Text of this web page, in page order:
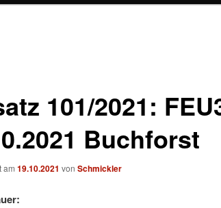
101/2021:
Buchforst
am 19.10.2021 von Schmickler